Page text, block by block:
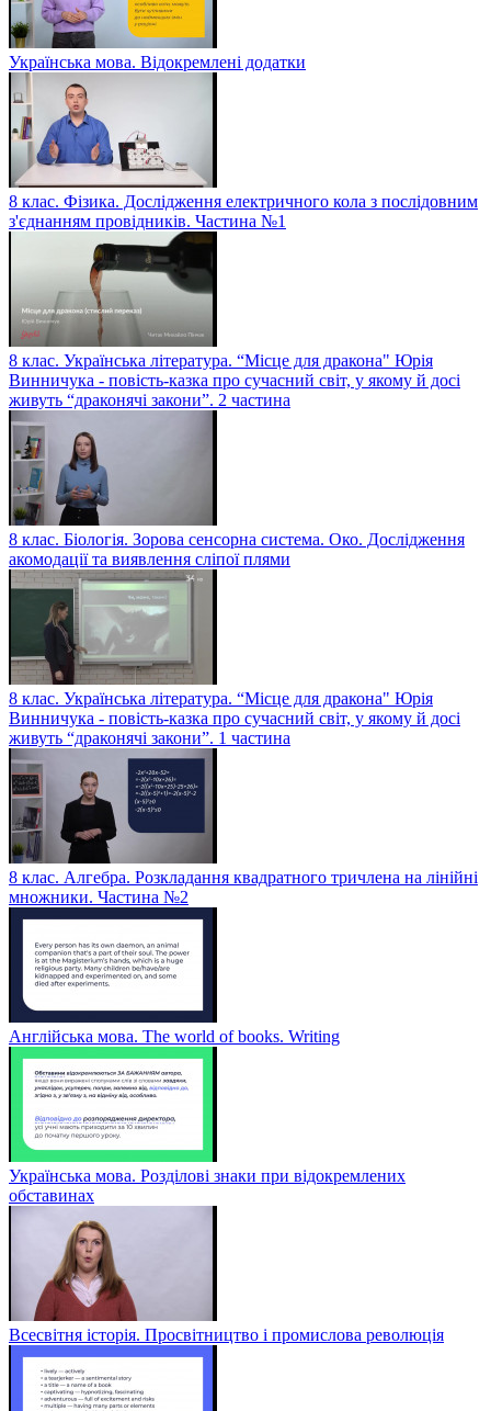
Українська мова. Відокремлені додатки
8 клас. Фізика. Дослідження електричного кола з послідовним
з'єднанням провідників. Частина №1
8 клас. Українська література. “Місце для дракона" Юрія
Винничука - повість-казка про сучасний світ, у якому й досі
живуть “драконячі закони”. 2 частина
8 клас. Біологія. Зорова сенсорна система. Око. Дослідження
акомодації та виявлення сліпої плями
8 клас. Українська література. “Місце для дракона" Юрія
Винничука - повість-казка про сучасний світ, у якому й досі
живуть “драконячі закони”. 1 частина
8 клас. Алгебра. Розкладання квадратного тричлена на лінійні
множники. Частина №2
Англійська мова. The world of books. Writing
Українська мова. Розділові знаки при відокремлених
обставинах
Всесвітня історія. Просвітництво і промислова революція